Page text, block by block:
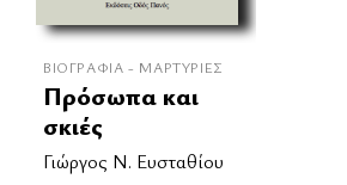
ΒΙΟΓΡΑΦΊΑ - ΜΑΡΤΥΡΊΕΣ
Πρόσωπα και
σκιές
Γιώργος Ν. Ευσταθίου